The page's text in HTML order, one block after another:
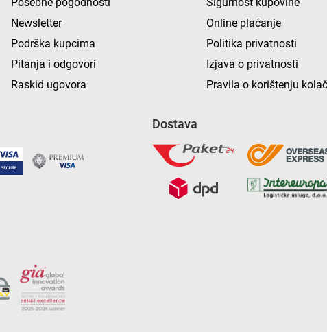
Newsletter
Podrška kupcima
Pitanja i odgovori
Raskid ugovora
Online plaćanje
Politika privatnosti
Izjava o privatnosti
Pravila o korištenju
Dostava